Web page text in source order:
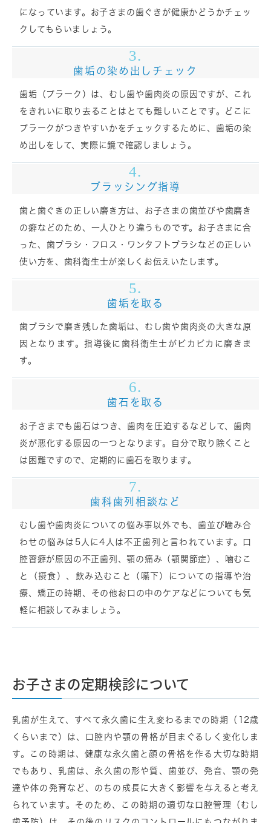
になっています。お子さまの歯ぐきが健康かどうかチェッ
クしてもらいましょう。
3.
歯垢の染め出しチェック
歯垢（プラーク）は、むし歯や歯肉炎の原因ですが、これ
をきれいに取り去ることはとても難しいことです。どこに
プラークがつきやすいかをチェックするために、歯垢の染
め出しをして、実際に鏡で確認しましょう。
4.
ブラッシング指導
歯と歯ぐきの正しい磨き方は、お子さまの歯並びや歯磨き
の癖などのため、一人ひとり違うものです。お子さまに合
った、歯ブラシ・フロス・ワンタフトブラシなどの正しい
使い方を、歯科衛生士が楽しくお伝えいたします。
5.
歯垢を取る
歯ブラシで磨き残した歯垢は、むし歯や歯肉炎の大きな原
因となります。指導後に歯科衛生士がピカピカに磨きま
す。
6.
歯石を取る
お子さまでも歯石はつき、歯肉を圧迫するなどして、歯肉
炎が悪化する原因の一つとなります。自分で取り除くこと
は困難ですので、定期的に歯石を取ります。
7.
歯科歯列相談など
むし歯や歯肉炎についての悩み事以外でも、歯並び噛み合
わせの悩みは5人に4人は不正歯列と言われています。口
腔習癖が原因の不正歯列、顎の痛み（顎関節症）、噛むこ
と（摂食）、飲み込むこと（嚥下）についての指導や治
療、矯正の時期、その他お口の中のケアなどについても気
軽に相談してみましょう。
お子さまの定期検診について
乳歯が生えて、すべて永久歯に生え変わるまでの時期（12歳
くらいまで）は、口腔内や顎の骨格が目まぐるしく変化しま
す。この時期は、健康な永久歯と顔の骨格を作る大切な時期
でもあり、乳歯は、永久歯の形や質、歯並び、発音、顎の発
達や体の発育など、のちの成長に大きく影響を与えると考え
られています。そのため、この時期の適切な口腔管理（むし